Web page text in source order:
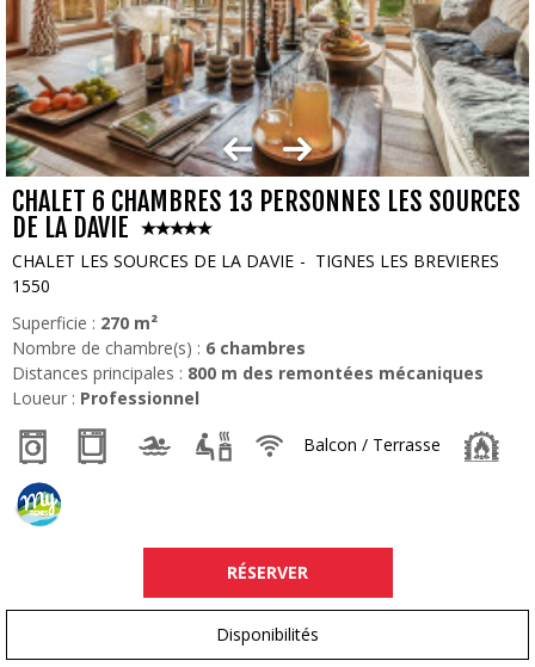
CHALET 6 CHAMBRES 13 PERSONNES LES SOURCES
DE LA DAVIE
CHALET LES SOURCES DE LA DAVIE
TIGNES LES BREVIERES
1550
Superficie : 270 m²
Nombre de chambre(s) : 6 chambres
Distances principales : 800 m des remontées mécaniques
Loueur : Professionnel
Balcon / Terrasse
RÉSERVER
Disponibilités